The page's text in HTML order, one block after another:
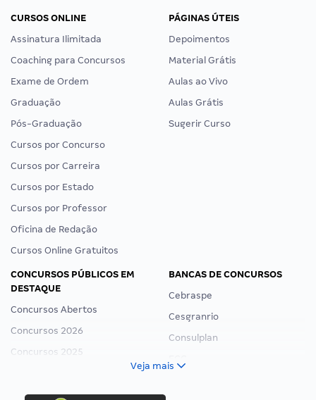
CURSOS ONLINE
Assinatura Ilimitada
Coaching para Concursos
Exame de Ordem
Graduação
Pós-Graduação
Cursos por Concurso
Cursos por Carreira
Cursos por Estado
Cursos por Professor
Oficina de Redação
Cursos Online Gratuitos
PÁGINAS ÚTEIS
Depoimentos
Material Grátis
Aulas ao Vivo
Aulas Grátis
Sugerir Curso
CONCURSOS PÚBLICOS EM
DESTAQUE
Concursos Abertos
Concursos 2026
Concursos 2025
Concurso Ibama
BANCAS DE CONCURSOS
Cebraspe
Cesgranrio
Consulplan
Veja mais